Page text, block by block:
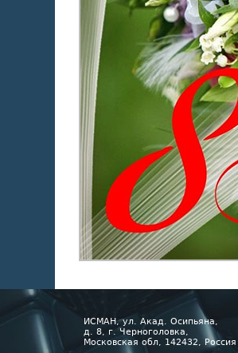
ИСМАН, ул. Акад. Осипьяна,
д. 8, г. Черноголовка,
Московская обл, 142432, Россия